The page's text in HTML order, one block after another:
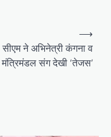
सीएम ने अभिनेत्री कंगना व
मंत्रिमंडल संग देखी ‘तेजस’
⟶